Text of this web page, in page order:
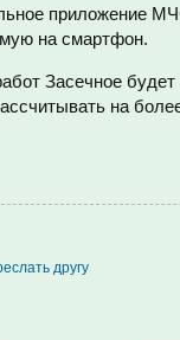
приложение
на смартфон.
Засечное
на
другу